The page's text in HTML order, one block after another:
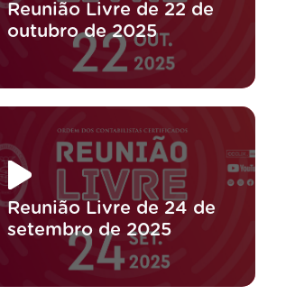
Reunião Livre de 22 de
outubro de 2025
Reunião Livre de 24 de
setembro de 2025